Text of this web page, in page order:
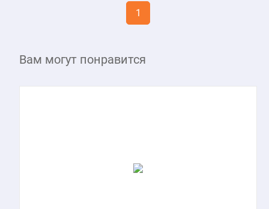
1
Вам могут понравится